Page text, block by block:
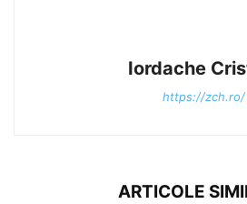
Iordache
https://zch.ro/
ARTICOLE